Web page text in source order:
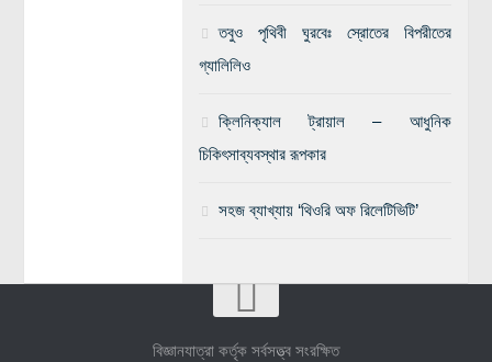
তবুও পৃথিবী ঘুরবেঃ স্রোতের বিপরীতের
গ্যালিলিও
ক্লিনিক্যাল ট্রায়াল – আধুনিক
চিকিৎসাব্যবস্থার রূপকার
সহজ ব্যাখ্যায় ‘থিওরি অফ রিলেটিভিটি’
বিজ্ঞানযাত্রা কর্তৃক সর্বসত্ত্ব সংরক্ষিত